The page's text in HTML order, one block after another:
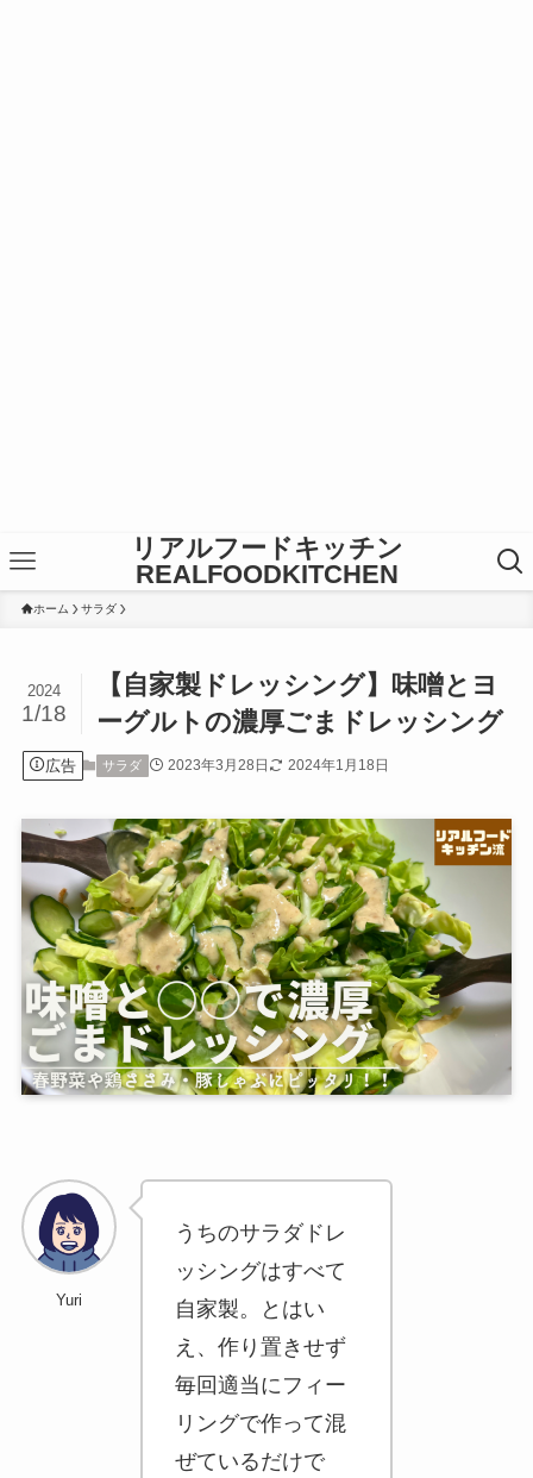
リアルフードキッチン
REALFOODKITCHEN
ホーム サラダ
【自家製ドレッシング】味噌とヨ
ーグルトの濃厚ごまドレッシング
2024
1/18
広告 サラダ 2023年3月28日 2024年1月18日
Yuri
うちのサラダドレ
ッシングはすべて
自家製。とはい
え、作り置きせず
毎回適当にフィー
リングで作って混
ぜているだけで